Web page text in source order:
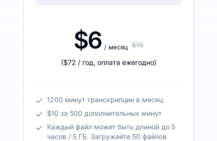
$6 / месяц $10
($72 / год, оплата ежегодно)
1200 минут транскрипции в месяц
$10 за 500 дополнительных минут
Каждый файл может быть длиной до 5
часов / 5 ГБ. Загружайте 50 файлов